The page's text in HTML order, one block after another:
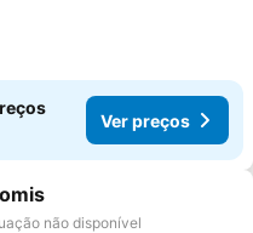
Ver preços
aos favoritos
não disponível